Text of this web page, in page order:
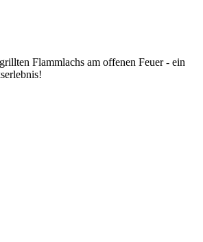
Flammlachs am offenen Feuer - ein